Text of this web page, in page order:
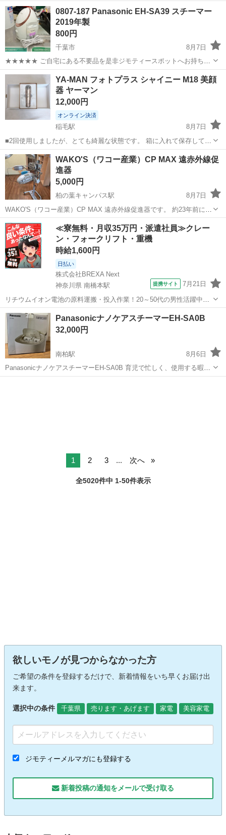
す。 2025年7月24日に購入しました。 動作確認済みで、問題なく使用
できます。 風量もしっかりあり、普段使いに便利です。 ...
千葉 流山市
0807-187 Panasonic EH-SA39 スチーマー
2019年製
800円
千葉市
8月7日
★★★★★ ご自宅にある不要品を是非ジモティースポットへお持ち込
みしませんか？ 家電、趣味・スポーツ・レジャー用品、こども用品、
衣料服飾品、生活雑貨、家具、本、CD・DVDなどが無料でまとめて持
ち込めます！ ※詳細はこ...
千葉 千葉市 美容家電 スチーマー
YA-MAN フォトプラス シャイニー M18 美顔
器 ヤーマン
12,000円
オンライン決済
稲毛駅
8月7日
■2回使用しましたが、とても綺麗な状態です。 箱に入れて保存してお
り、ピンクの保存袋、充電コードも未使用です。 ●シリーズ初、毎日
使える「デイリーケア」とスペシャルケアの「ウィークリーケア」の2
モード搭載 ...
千葉 千葉市 美容家電
WAKO'S（ワコー産業）CP MAX 遠赤外線促
進器
5,000円
柏の葉キャンパス駅
8月7日
WAKO'S（ワコー産業）CP MAX 遠赤外線促進器です。 約23年前に購
入した業務用美容機器です。 現在まで使用しておりましたが、電源の
入りが悪い時があるため、だましだまし使用していました。新しい機
器へ入れ替えたため出品...
千葉 柏市 柏の葉キャンパス駅 美容家電
≪寮無料・月収35万円・派遣社員≫クレー
ン・フォークリフト・重機
時給1,600円
日払い
株式会社BREXA Next
神奈川県 南橋本駅
提携サイト 7月21日
リチウムイオン電池の原料運搬・投入作業！20～50代の男性活躍中★
ワンルーム寮完備！赴任旅費会社負担！年間休日130日★フォークリフ
ト免許お持ちの方、活躍中！就業先食堂利用可★《神奈川県相模原
市》 人気の工場のお仕事 ◇電...
神奈川 相模原市 南橋本駅
PanasonicナノケアスチーマーEH-SA0B
32,000円
南柏駅
8月6日
PanasonicナノケアスチーマーEH-SA0B 育児で忙しく、使用する暇が
ないので お譲り致します。 4〜5回ほどしか使ってませんので美品で
1 2 3 ... 次へ
全5020件中 1-50件表示
欲しいモノが見つからなかった方
ご希望の条件を登録するだけで、新着情報をいち早くお届け出
来ます。
選択中の条件 千葉県 売ります・あげます 家電 美容家電
ジモティーメルマガにも登録する
新着投稿の通知をメールで受け取る